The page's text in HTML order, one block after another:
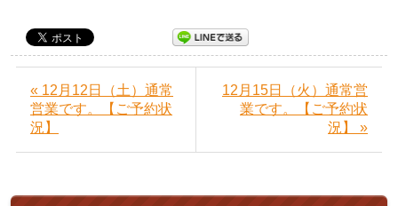
« 12月12日（土）通常
営業です。【ご予約状
況】
12月15日（火）通常営
業です。【ご予約状
況】 »